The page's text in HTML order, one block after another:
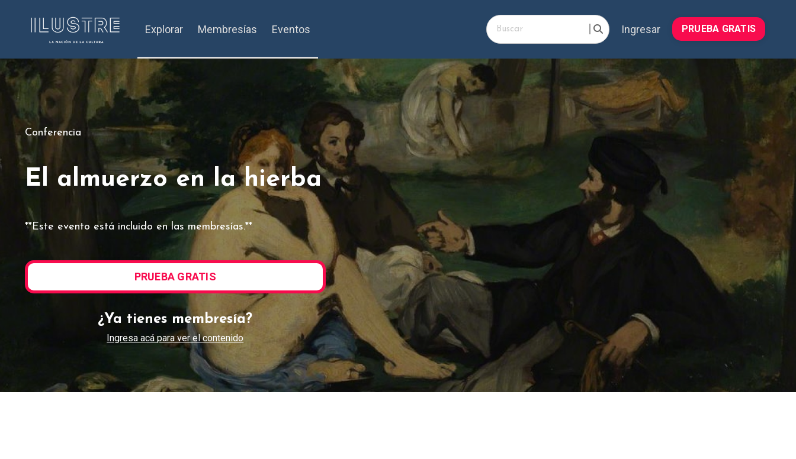
Explorar Membresías Eventos Ingresar PRUEBA GRATIS
Conferencia
El almuerzo en la hierba
**Este evento está incluido en las membresías.**
PRUEBA GRATIS
¿Ya tienes membresía?
Ingresa acá para ver el contenido